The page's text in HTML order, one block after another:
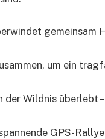
gemeinsam
um ein
der Wildnis überlebt
GPS-